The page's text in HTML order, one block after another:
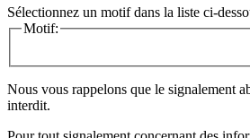
Sélectionnez un motif dans la liste ci-
Motif:
Nous vous rappelons que le signalement
interdit.